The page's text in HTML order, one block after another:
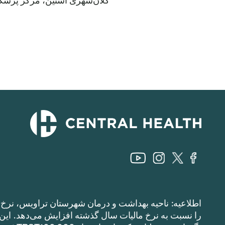
اطلاعیه: ناحیه بهداشت و درمان شهرستان تراویس،